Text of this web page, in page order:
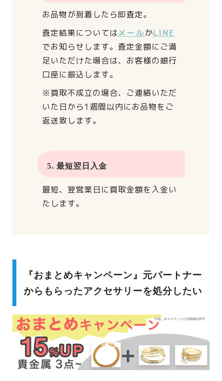
お品物が到着したら即査定。
査定結果についてはメールかLINE
でお知らせします。 査定金額にご満
足いただけた場合は、 お客様の銀行
口座に振込します。
※買取不成立の場合、 ご連絡いただ
いた日から1週間以内にお品物をご
返送致します。
5. 最短翌日入金
最短、翌営業日に買取金額を入金い
たします。
『おまとめキャンペーン』元パートナー
からもらったアクセサリーを処分したい